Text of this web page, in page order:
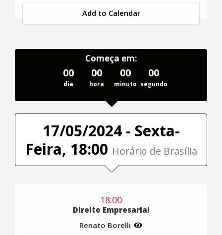
Add to Calendar
Começa em:
00
dia
00
hora
00
minuto
00
segundo
17/05/2024 - Sexta-
Feira, 18:00 Horário de Brasília
18:00
Direito Empresarial
Renato Borelli